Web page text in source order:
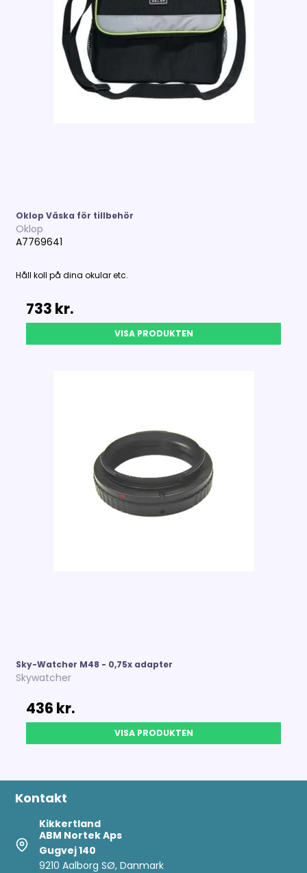
Oklop Väska för tillbehör
Oklop
A7769641
Håll koll på dina okular etc.
733 kr.
VISA PRODUKTEN
Sky-Watcher M48 - 0,75x adapter
Skywatcher
436 kr.
VISA PRODUKTEN
Kontakt
Kikkertland
ABM Nortek Aps
Gugvej 140
9210 Aalborg SØ, Danmark